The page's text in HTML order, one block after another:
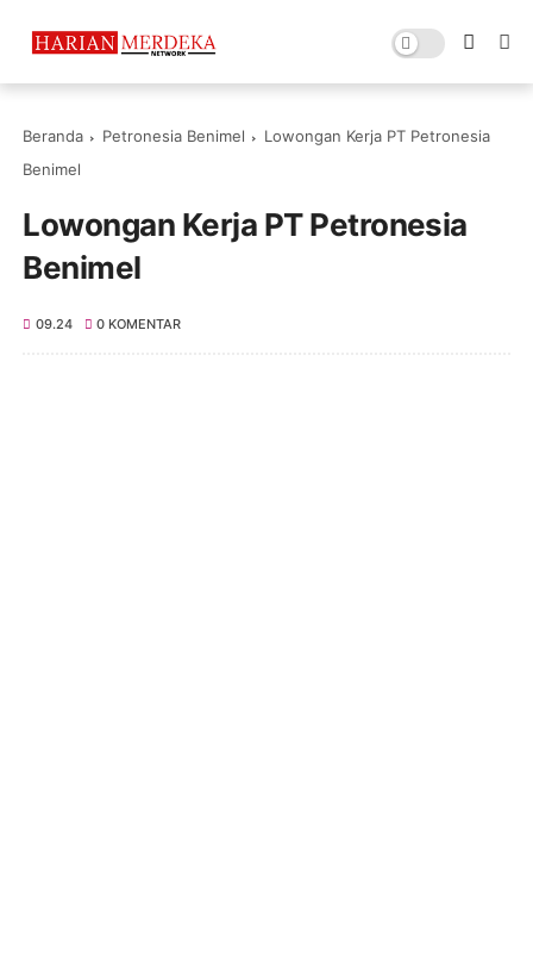
Beranda Petronesia Benimel
Lowongan Kerja PT Petronesia
Benimel
Lowongan Kerja PT Petronesia
Benimel
09.24 0 KOMENTAR